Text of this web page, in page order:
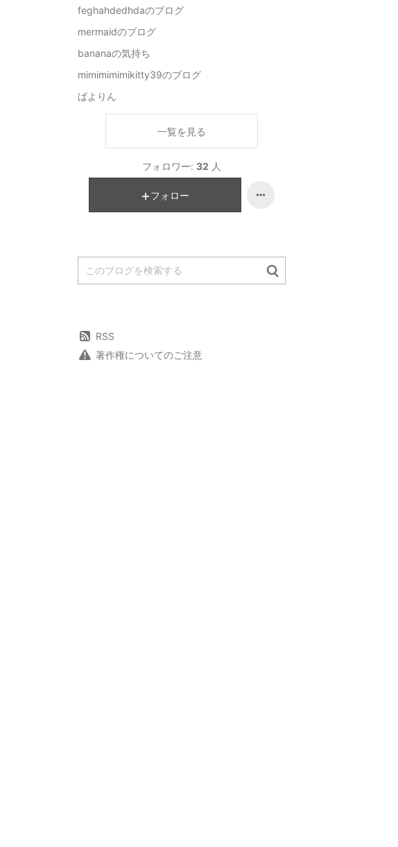
feghahdedhdaのブログ
mermaidのブログ
bananaの気持ち
mimimimimikitty39のブログ
ばよりん
一覧を見る
フォロワー: 32 人
フォロー
RSS
著作権についてのご注意